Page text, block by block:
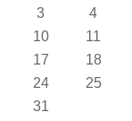
3
4
10
11
17
18
24
25
31